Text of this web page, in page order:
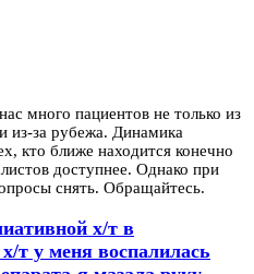
много пациентов не только из
из-за рубежа. Динамика
кто ближе находится конечно
доступнее. Однако при
снять. Обращайтесь.
х/т в
т у меня воспалилась